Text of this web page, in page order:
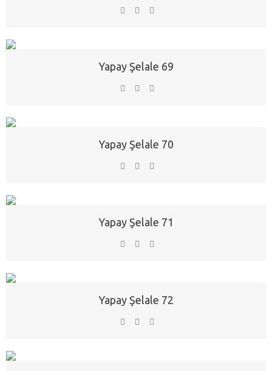
Yapay Şelale 69
Yapay Şelale 70
Yapay Şelale 71
Yapay Şelale 72